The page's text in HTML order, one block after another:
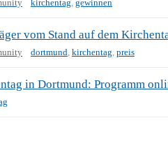
kirchentag gewinnen
vom Stand auf dem
dortmund kirchentag preis
in Dortmund: Programm